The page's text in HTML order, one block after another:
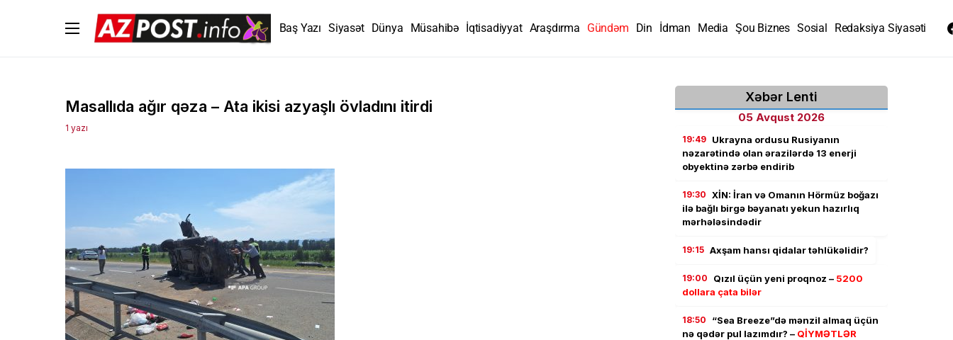
Baş Yazı Siyasət Dünya Müsahibə İqtisadiyyat Araşdırma Gündəm Din İdman Media Şou Biznes Sosial Redaksiya Siyasəti
Masallıda ağır qəza – Ata ikisi azyaşlı övladını itirdi
1 yazı
Xəbər Lenti
05 Avqust 2026
19:49 Ukrayna ordusu Rusiyanın
nəzarətində olan ərazilərdə 13 enerji
obyektinə zərbə endirib
19:30 XİN: İran və Omanın Hörmüz boğazı
ilə bağlı birgə bəyanatı yekun hazırlıq
mərhələsindədir
19:15 Axşam hansı qidalar təhlükəlidir?
19:00 Qızıl üçün yeni proqnoz – 5200
dollara çata bilər
18:50
“Sea Breeze”də mənzil almaq üçün
nə qədər pul lazımdır? – QİYMƏTLƏR